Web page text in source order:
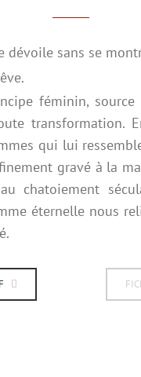
dévoile sans se
féminin,
transformation.
qui lui
gravé à la
chatoiement
éternelle nous